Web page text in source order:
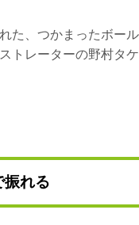
た、つかまったボー
レーターの野村タ
振れる